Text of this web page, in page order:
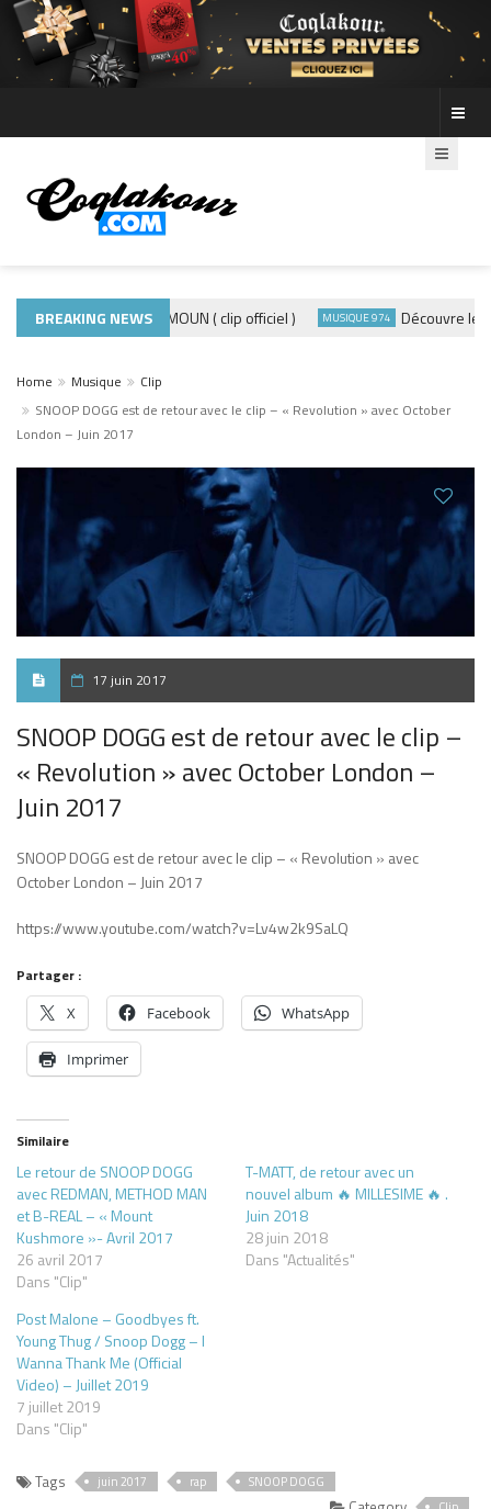
BREAKING NEWS
ADE440 – GRAMOUN ( clip officiel ) MUSIQUE 974 Découvre les
Home Musique
Clip
SNOOP DOGG est de retour avec le clip – « Revolution » avec October
London – Juin 2017
17 juin 2017
SNOOP DOGG est de retour avec le clip –
« Revolution » avec October London –
Juin 2017
SNOOP DOGG est de retour avec le clip – « Revolution » avec
October London – Juin 2017
https://www.youtube.com/watch?v=Lv4w2k9SaLQ
Partager :
X Facebook WhatsApp
Imprimer
Similaire
Le retour de SNOOP DOGG
avec REDMAN, METHOD MAN
et B-REAL – « Mount
Kushmore »- Avril 2017
26 avril 2017
Dans "Clip"
T-MATT, de retour avec un
nouvel album 🔥 MILLESIME 🔥 .
Juin 2018
28 juin 2018
Dans "Actualités"
Post Malone – Goodbyes ft.
Young Thug / Snoop Dogg – I
Wanna Thank Me (Official
Video) – Juillet 2019
7 juillet 2019
Dans "Clip"
Tags juin 2017 rap SNOOP DOGG